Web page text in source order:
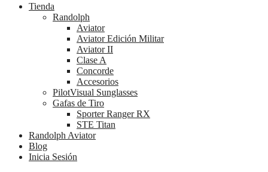
Tienda
Randolph
Aviator
Aviator Edición Militar
Aviator II
Clase A
Concorde
Accesorios
PilotVisual Sunglasses
Gafas de Tiro
Sporter Ranger RX
STE Titan
Randolph Aviator
Blog
Inicia Sesión